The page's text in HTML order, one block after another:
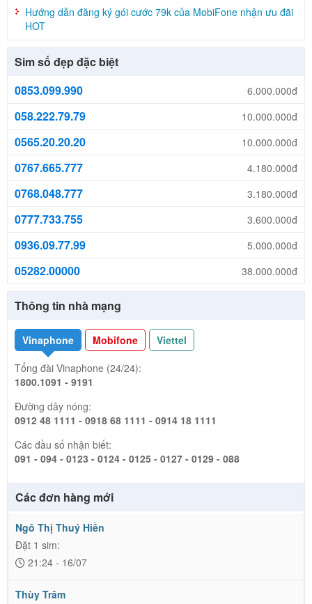
Hướng dẫn đăng ký gói cước 79k của MobiFone nhận ưu đãi
HOT
Sim số đẹp đặc biệt
0853.099.990
6.000.000đ
058.222.79.79 10.000.000đ
0565.20.20.20 10.000.000đ
0767.665.777 4.180.000đ
0768.048.777 3.180.000đ
0777.733.755 3.600.000đ
0936.09.77.99 5.000.000đ
05282.00000 38.000.000đ
Thông tin nhà mạng
Vinaphone Mobifone
Viettel
Tổng đài Vinaphone (24/24):
1800.1091 - 9191
Đường dây nóng:
0912 48 1111 - 0918 68 1111 - 0914 18 1111
Các đầu số nhận biết:
091 - 094 - 0123 - 0124 - 0125 - 0127 - 0129 - 088
Các đơn hàng mới
Ngô Thị Thuý Hiền
Đặt 1 sim:
21:24 - 16/07
Thùy Trâm